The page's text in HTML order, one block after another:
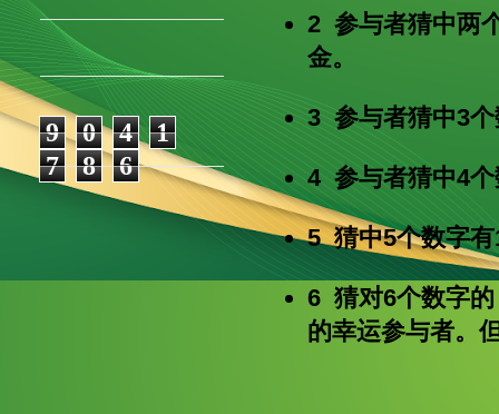
2 参与者猜中两
金。
3 参与者猜中3
4 参与者猜中4
5 猜中5个数字有
6 猜对6个数字
的幸运参与者。
9 0 4
1
7
8 6